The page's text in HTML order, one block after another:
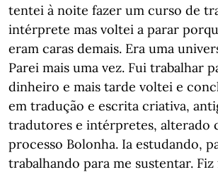
tentei à noite fazer um curso de
intérprete mas voltei a parar
eram caras demais. Era uma
Parei mais uma vez. Fui trabalhar
dinheiro e mais tarde voltei e
em tradução e escrita criativa,
tradutores e intérpretes, alterado
processo Bolonha. Ia estudando,
trabalhando para me sustentar.